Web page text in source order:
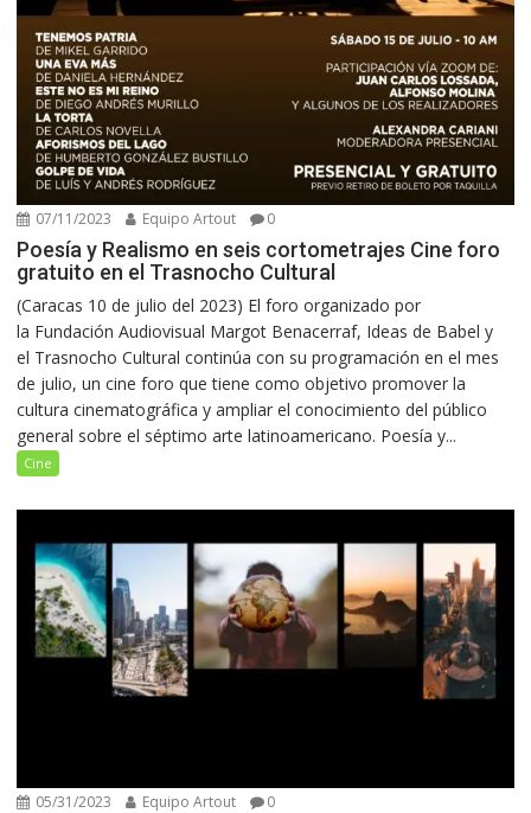
07/11/2023 Equipo Artout 0
Poesía y Realismo en seis cortometrajes Cine foro
gratuito en el Trasnocho Cultural
(Caracas 10 de julio del 2023) El foro organizado por
la Fundación Audiovisual Margot Benacerraf, Ideas de Babel y
el Trasnocho Cultural continúa con su programación en el mes
de julio, un cine foro que tiene como objetivo promover la
cultura cinematográfica y ampliar el conocimiento del público
general sobre el séptimo arte latinoamericano. Poesía y...
Cine
05/31/2023 Equipo Artout 0